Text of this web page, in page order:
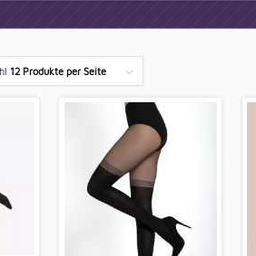
12 Produkte per Seite